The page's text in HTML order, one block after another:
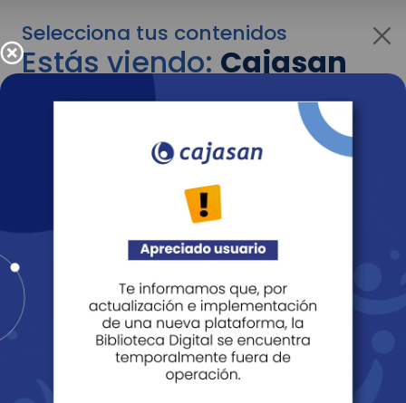
Selecciona tus contenidos
Estás viendo:Cajasan
para personas
Para cambiar al contenido de tu interés más
adelante recuerda utilizar el menú
Entendido